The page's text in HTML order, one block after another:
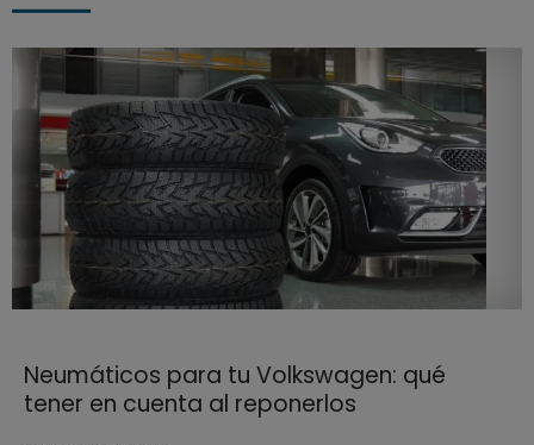
Neumáticos para tu Volkswagen: qué
tener en cuenta al reponerlos